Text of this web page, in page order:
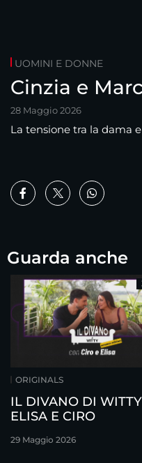
UOMINI E DONNE
Cinzia e
28 Maggio 2026
La tensione tra la dama
Guarda anche
ORIGINALS
IL DIVANO DI
ELISA E CIRO
29 Maggio 2026